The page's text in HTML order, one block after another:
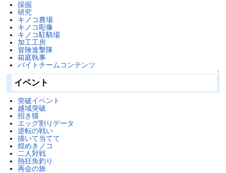
採掘
研究
キノコ農場
キノコ彫像
キノコ駐騎場
加工工房
冒険進撃隊
箱庭執事
バイトチームコンテンツ
↑
イベント
突破イベント
越域突破
招き猫
エッグ割りデータ
逆転の戦い
描いて当てて
煌めきノコ
二人対戦
熱狂魚釣り
再会の旅